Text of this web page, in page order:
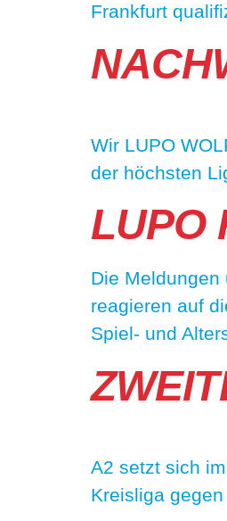
Frankfurt
Wir LUPO
der höchsten
LUPO
Die
reagieren auf
Spiel- und
A2 setzt sich
Kreisliga